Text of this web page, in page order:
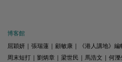
博客館
屈穎妍
張瑞蓮 顧敏康 《港人講地》編
周末短打
劉炳章 梁世民 馬浩文 何濼